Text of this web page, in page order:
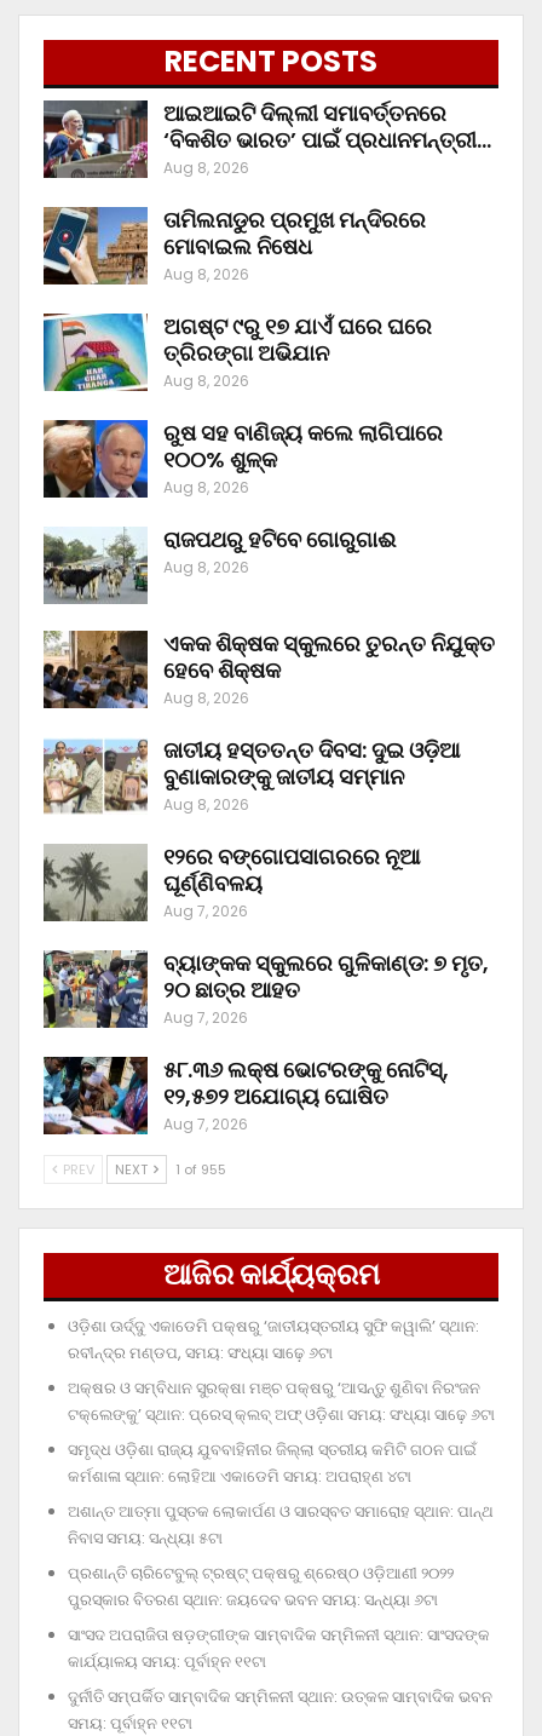
RECENT POSTS
ଆଇଆଇଟି ଦିଲ୍ଲୀ ସମାବର୍ତ୍ତନରେ
‘ବିକଶିତ ଭାରତ’ ପାଇଁ ପ୍ରଧାନମନ୍ତ୍ରୀ…
Aug 8, 2026
ତାମିଲନାଡୁର ପ୍ରମୁଖ ମନ୍ଦିରରେ
ମୋବାଇଲ ନିଷେଧ
Aug 8, 2026
ଅଗଷ୍ଟ ୯ରୁ ୧୭ ଯାଏଁ ଘରେ ଘରେ
ତ୍ରିରଙ୍ଗା ଅଭିଯାନ
Aug 8, 2026
ରୁଷ ସହ ବାଣିଜ୍ୟ କଲେ ଲାଗିପାରେ
୧୦୦% ଶୁଳ୍କ
Aug 8, 2026
ରାଜପଥରୁ ହଟିବେ ଗୋରୁଗାଈ
Aug 8, 2026
ଏକକ ଶିକ୍ଷକ ସ୍କୁଲରେ ତୁରନ୍ତ ନିଯୁକ୍ତ
ହେବେ ଶିକ୍ଷକ
Aug 8, 2026
ଜାତୀୟ ହସ୍ତତନ୍ତ ଦିବସ: ଦୁଇ ଓଡ଼ିଆ
ବୁଣାକାରଙ୍କୁ ଜାତୀୟ ସମ୍ମାନ
Aug 8, 2026
୧୨ରେ ବଙ୍ଗୋପସାଗରରେ ନୂଆ
ଘୂର୍ଣ୍ଣିବଳୟ
Aug 7, 2026
ବ୍ୟାଙ୍କକ ସ୍କୁଲରେ ଗୁଳିକାଣ୍ଡ: ୭ ମୃତ,
୨୦ ଛାତ୍ର ଆହତ
Aug 7, 2026
୫୮.୩୬ ଲକ୍ଷ ଭୋଟରଙ୍କୁ ନୋଟିସ୍‌,
୧୨,୫୭୨ ଅଯୋଗ୍ୟ ଘୋଷିତ
Aug 7, 2026
PREV NEXT 1 of 955
ଆଜିର କାର୍ଯ୍ୟକ୍ରମ
ଓଡ଼ିଶା ଊର୍ଦ୍ଦୁ ଏକାଡେମି ପକ୍ଷରୁ ‘ଜାତୀୟସ୍ତରୀୟ ସୁଫି କୱାଲି’ ସ୍ଥାନ:
ରବୀନ୍ଦ୍ର ମଣ୍ଡପ, ସମୟ: ସଂଧ୍ୟା ସାଢ଼େ ୬ଟା
ଅକ୍ଷର ଓ ସମ୍ବିଧାନ ସୁରକ୍ଷା ମଞ୍ଚ ପକ୍ଷରୁ ‘ଆସନ୍ତୁ ଶୁଣିବା ନିରଂଜନ
ଟକ୍‌ଲେଙ୍କୁ’ ସ୍ଥାନ: ପ୍ରେସ୍‌ କ୍ଲବ୍‌ ଅଫ୍‌ ଓଡ଼ିଶା ସମୟ: ସଂଧ୍ୟା ସାଢ଼େ ୬ଟା
ସମୃଦ୍ଧ ଓଡ଼ିଶା ରାଜ୍ୟ ଯୁବବାହିନୀର ଜିଲ୍ଲା ସ୍ତରୀୟ କମିଟି ଗଠନ ପାଇଁ
କର୍ମଶାଳା ସ୍ଥାନ: ଲୋହିଆ ଏକାଡେମି ସମୟ: ଅପରାହ୍‌ଣ ୪ଟା
ଅଶାନ୍ତ ଆତ୍ମା ପୁସ୍ତକ ଲୋକାର୍ପଣ ଓ ସାରସ୍ବତ ସମାରୋହ ସ୍ଥାନ: ପାନ୍ଥ
ନିବାସ ସମୟ: ସନ୍ଧ୍ୟା ୫ଟା
ପ୍ରଶାନ୍ତି ଚାରିଟେବୁଲ୍‌ ଟ୍ରଷ୍ଟ୍‌ ପକ୍ଷରୁ ଶ୍ରେଷ୍ଠ ଓଡ଼ିଆଣୀ ୨୦୨୨
ପୁରସ୍କାର ବିତରଣ ସ୍ଥାନ: ଜୟଦେବ ଭବନ ସମୟ: ସନ୍ଧ୍ୟା ୬ଟା
ସାଂସଦ ଅପରାଜିତା ଷଡ଼ଙ୍ଗୀଙ୍କ ସାମ୍ବାଦିକ ସମ୍ମିଳନୀ ସ୍ଥାନ: ସାଂସଦଙ୍କ
କାର୍ଯ୍ୟାଳୟ ସମୟ: ପୂର୍ବାହ୍ନ ୧୧ଟା
ଦୁର୍ନୀତି ସମ୍ପର୍କିତ ସାମ୍ବାଦିକ ସମ୍ମିଳନୀ ସ୍ଥାନ: ଉତ୍କଳ ସାମ୍ବାଦିକ ଭବନ
ସମୟ: ପୂର୍ବାହ୍ନ ୧୧ଟା